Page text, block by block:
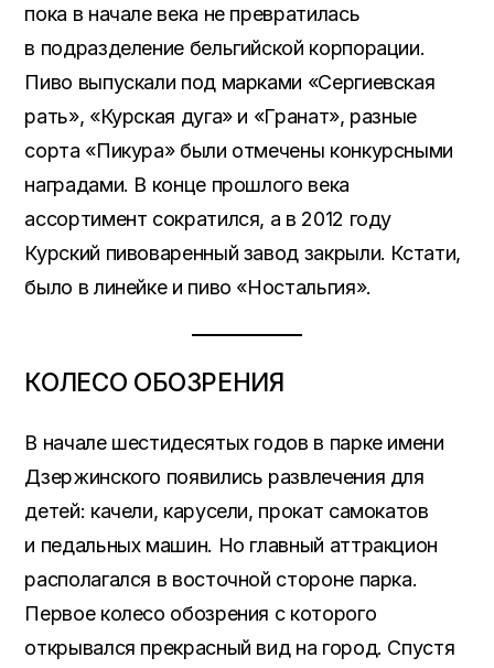
пока в начале века не превратилась
в подразделение бельгийской корпорации.
Пиво выпускали под марками «Сергиевская
рать», «Курская дуга» и «Гранат», разные
сорта «Пикура» были отмечены конкурсными
наградами. В конце прошлого века
ассортимент сократился, а в 2012 году
Курский пивоваренный завод закрыли. Кстати,
было в линейке и пиво «Ностальгия».
КОЛЕСО ОБОЗРЕНИЯ
В начале шестидесятых годов в парке имени
Дзержинского появились развлечения для
детей: качели, карусели, прокат самокатов
и педальных машин. Но главный аттракцион
располагался в восточной стороне парка.
Первое колесо обозрения с которого
открывался прекрасный вид на город. Спустя